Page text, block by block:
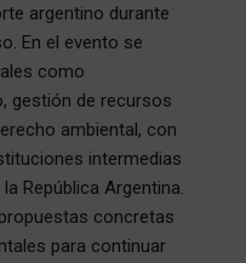
argentino durante
En el evento se
como
gestión de recursos
ambiental, con
intermedias
República Argentina.
concretas
para continuar